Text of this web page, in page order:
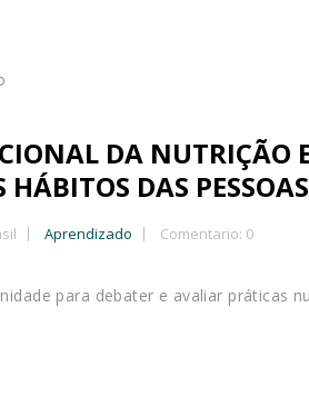
DA NUTRIÇÃO
HÁBITOS DAS PESSOAS
Aprendizado Comentario: 0
para debater e avaliar práticas